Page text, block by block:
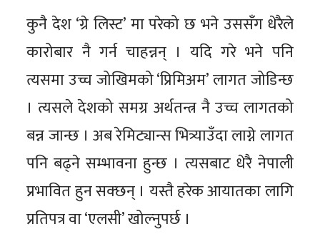
कुनै देश ‘ग्रे लिस्ट’ मा परेको छ भने उससँग धेरैले
कारोबार नै गर्न चाहन्नन् । यदि गरे भने पनि
त्यसमा उच्च जोखिमको ‘प्रिमिअम’ लागत जोडिन्छ
। त्यसले देशको समग्र अर्थतन्त्र नै उच्च लागतको
बन्न जान्छ । अब रेमिट्यान्स भित्र्याउँदा लाग्ने लागत
पनि बढ्ने सम्भावना हुन्छ । त्यसबाट धेरै नेपाली
प्रभावित हुन सक्छन् । यस्तै हरेक आयातका लागि
प्रतिपत्र वा ‘एलसी’ खोल्नुपर्छ ।